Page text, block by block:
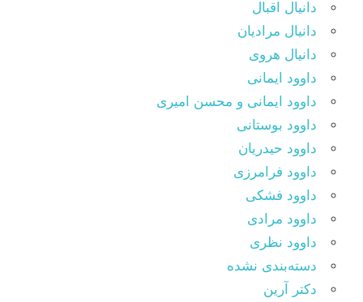
دانیال اقبال
دانیال مرادیان
دانیال هروی
داوود ایمانی
داوود ایمانی و محسن امیری
داوود بوستانی
داوود حیدریان
داوود فرامرزی
داوود فشکی
داوود مرادی
داوود نظری
دسته‌بندی نشده
دکتر آرین